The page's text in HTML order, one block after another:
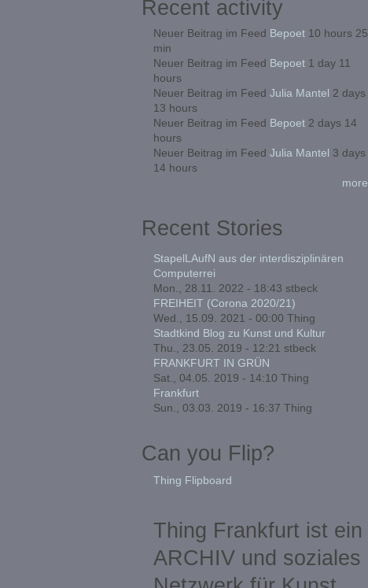
Recent activity
Neuer Beitrag im Feed Bepoet10 hours 25
min
Neuer Beitrag im Feed Bepoet1 day 11
hours
Neuer Beitrag im Feed Julia Mantel 2 days
13 hours
Neuer Beitrag im Feed Bepoet2 days 14
hours
Neuer Beitrag im Feed Julia Mantel 3 days
14 hours
more
Recent Stories
StapelLAufN aus der interdisziplinären
Computerrei
Mon., 28.11. 2022 - 18:43 stbeck
FREIHEIT (Corona 2020/21)
Wed., 15.09. 2021 - 00:00 Thing
Stadtkind Blog zu Kunst und Kultur
Thu., 23.05. 2019 - 12:21 stbeck
FRANKFURT IN GRÜN
Sat., 04.05. 2019 - 14:10 Thing
Frankfurt
Sun., 03.03. 2019 - 16:37 Thing
Can you Flip?
Thing Flipboard
Thing Frankfurt ist ein
ARCHIV und soziales